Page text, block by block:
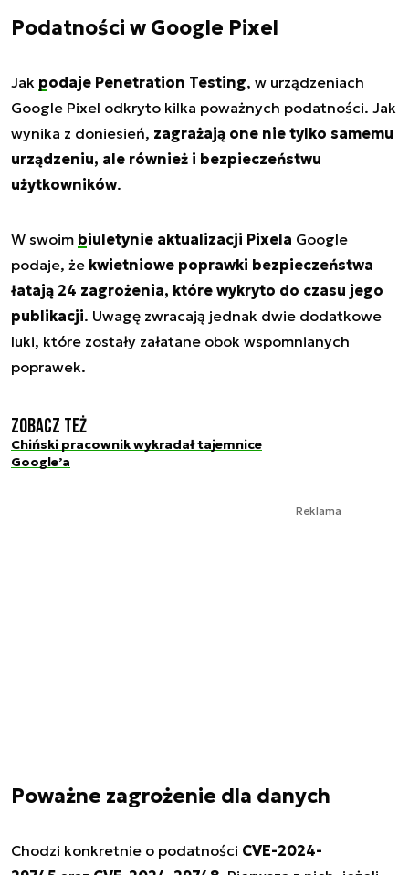
Podatności w Google Pixel
Jak podaje Penetration Testing, w urządzeniach
Google Pixel odkryto kilka poważnych podatności. Jak
wynika z doniesień, zagrażają one nie tylko samemu
urządzeniu, ale również i bezpieczeństwu
użytkowników.
W swoim biuletynie aktualizacji Pixela Google
podaje, że kwietniowe poprawki bezpieczeństwa
łatają 24 zagrożenia, które wykryto do czasu jego
publikacji. Uwagę zwracają jednak dwie dodatkowe
luki, które zostały załatane obok wspomnianych
poprawek.
Zobacz też
Chiński pracownik wykradał tajemnice
Google’a
Reklama
Poważne zagrożenie dla danych
Chodzi konkretnie o podatności CVE-2024-